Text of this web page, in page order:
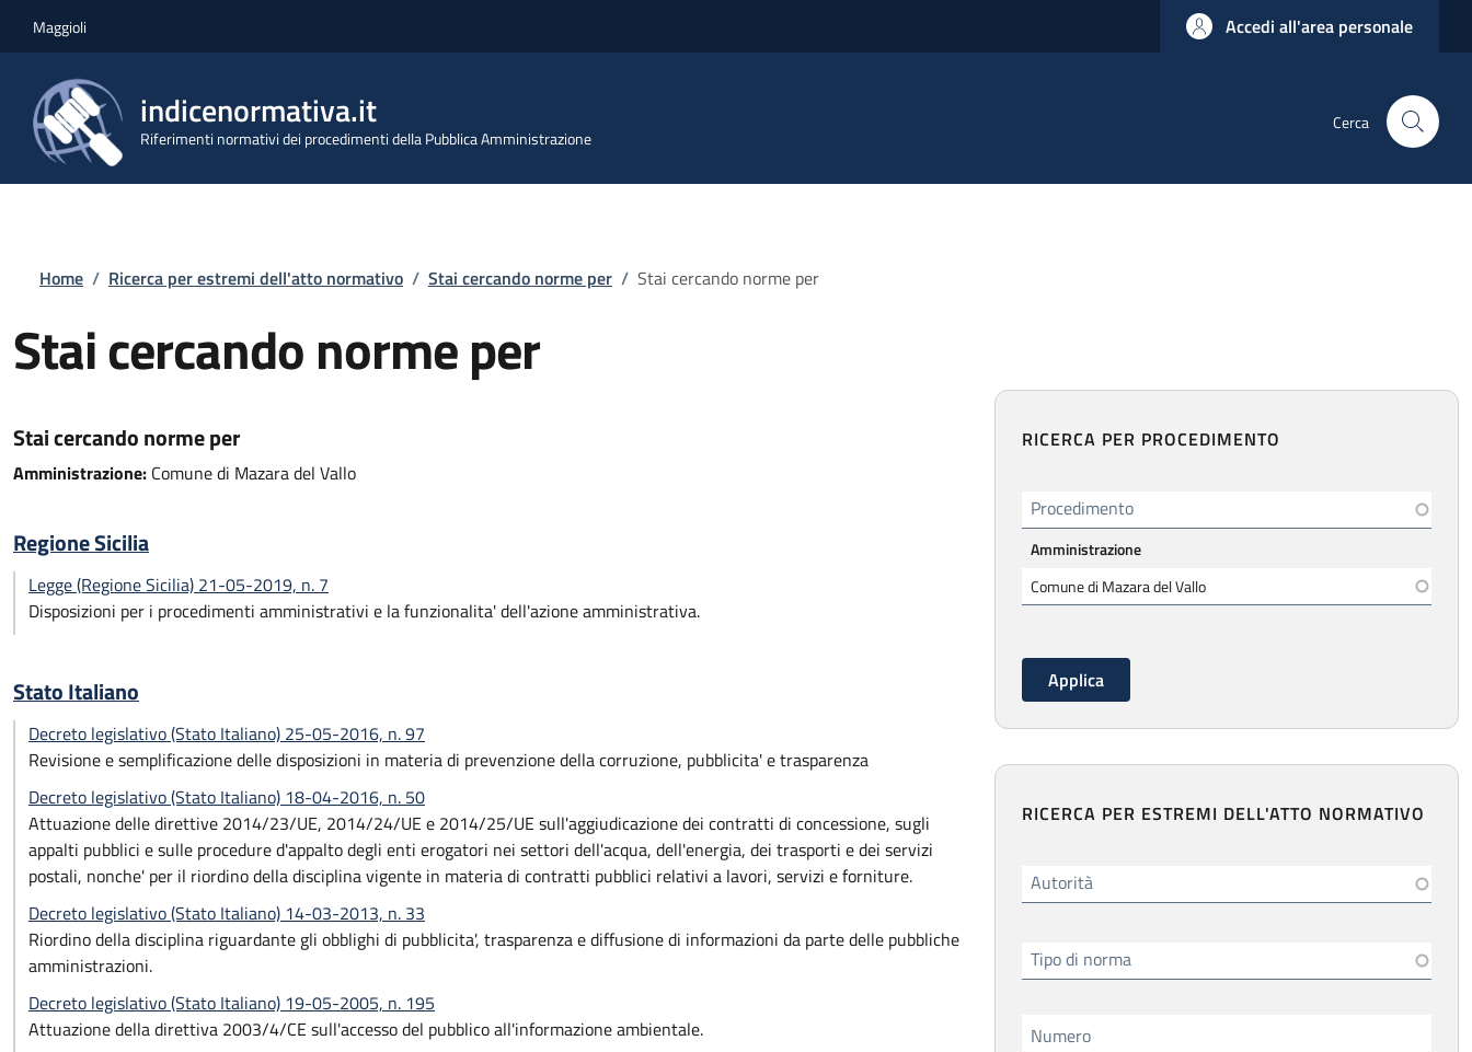
Maggioli Accedi all'area personale
indicenormativa.it
Riferimenti normativi dei procedimenti della Pubblica Amministrazione
Cerca
Briciole di pane
Home / Ricerca per estremi dell'atto normativo / Stai cercando norme per / Stai cercando norme per
Stai cercando norme per
Stai cercando norme per
Amministrazione: Comune di Mazara del Vallo
Regione Sicilia
Legge (Regione Sicilia) 21-05-2019, n. 7
Disposizioni per i procedimenti amministrativi e la funzionalita' dell'azione amministrativa.
Stato Italiano
Decreto legislativo (Stato Italiano) 25-05-2016, n. 97
Revisione e semplificazione delle disposizioni in materia di prevenzione della corruzione, pubblicita' e trasparenza
Decreto legislativo (Stato Italiano) 18-04-2016, n. 50
Attuazione delle direttive 2014/23/UE, 2014/24/UE e 2014/25/UE sull'aggiudicazione dei contratti di concessione, sugli
appalti pubblici e sulle procedure d'appalto degli enti erogatori nei settori dell'acqua, dell'energia, dei trasporti e dei servizi
postali, nonche' per il riordino della disciplina vigente in materia di contratti pubblici relativi a lavori, servizi e forniture.
Decreto legislativo (Stato Italiano) 14-03-2013, n. 33
Riordino della disciplina riguardante gli obblighi di pubblicita', trasparenza e diffusione di informazioni da parte delle pubbliche
amministrazioni.
Decreto legislativo (Stato Italiano) 19-05-2005, n. 195
Attuazione della direttiva 2003/4/CE sull'accesso del pubblico all'informazione ambientale.
RICERCA PER PROCEDIMENTO
Procedimento
Amministrazione
RICERCA PER ESTREMI DELL'ATTO NORMATIVO
Autorità
Tipo di norma
Numero